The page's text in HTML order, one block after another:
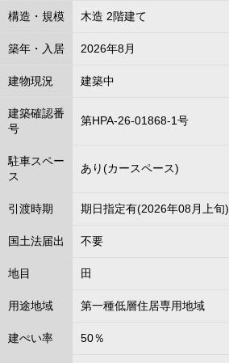
構造・規模 木造 2階建て
築年・入居 2026年8月
建物現況 建築中
建築確認番
号
第HPA-26-01868-1号
駐車スペー
ス
あり(カースペース)
引渡時期 期日指定有(2026年08月上旬)
国土法届出 不要
地目 田
用途地域 第一種低層住居専用地域
建ぺい率 50％